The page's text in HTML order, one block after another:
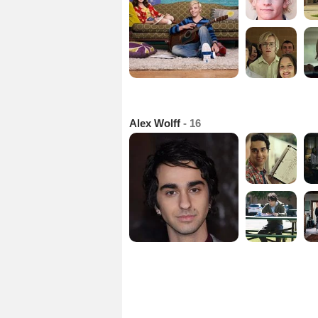
Alex Wolff - 16